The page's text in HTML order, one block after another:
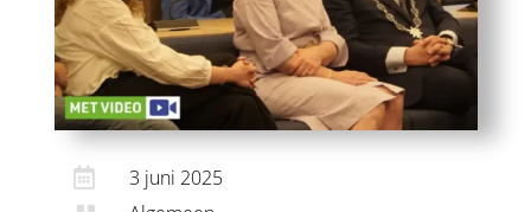
 3 juni 2025